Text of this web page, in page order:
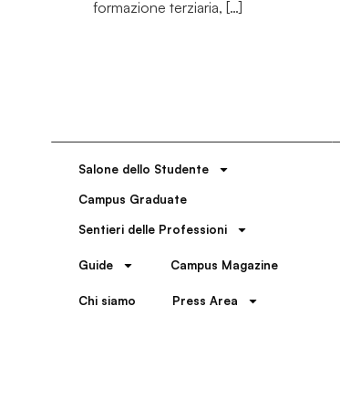
formazione terziaria, […]
Salone dello Studente
Campus Graduate
Sentieri delle Professioni
Guide Campus Magazine
Chi siamo Press Area